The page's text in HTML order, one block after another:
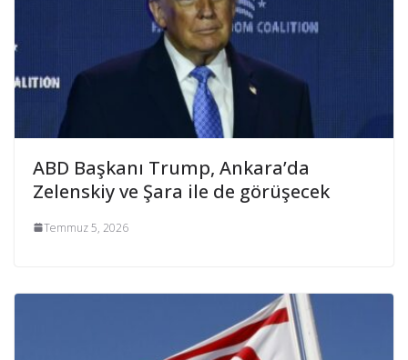
ABD Başkanı Trump, Ankara’da
Zelenskiy ve Şara ile de görüşecek
Temmuz 5, 2026